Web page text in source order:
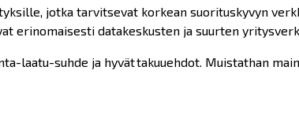
jotka tarvitsevat korkean suorituskyvyn
erinomaisesti datakeskusten ja suurten
laatu-suhde ja hyvät takuuehdot. Muistathan